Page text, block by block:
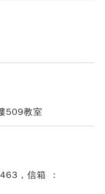
509教室
，信箱 ：